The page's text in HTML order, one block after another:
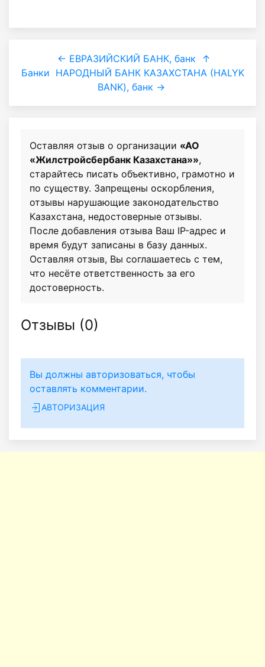
← ЕВРАЗИЙСКИЙ БАНК, банк
↑
Банки НАРОДНЫЙ БАНК КАЗАХСТАНА (HALYK
BANK), банк →
Оставляя отзыв о организации «АО
«Жилстройсбербанк Казахстана»»,
старайтесь писать объективно, грамотно и
по существу. Запрещены оскорбления,
отзывы нарушающие законодательство
Казахстана, недостоверные отзывы.
После добавления отзыва Ваш IP-адрес и
время будут записаны в базу данных.
Оставляя отзыв, Вы соглашаетесь с тем,
что несёте ответственность за его
достоверность.
Отзывы (0)
Вы должны авторизоваться, чтобы
оставлять комментарии.
АВТОРИЗАЦИЯ